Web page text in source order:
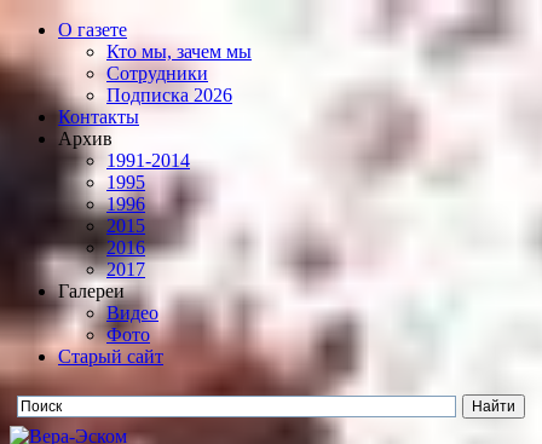
О газете
Кто мы, зачем мы
Сотрудники
Подписка 2026
Контакты
Архив
1991-2014
1995
1996
2015
2016
2017
Галереи
Видео
Фото
Старый сайт